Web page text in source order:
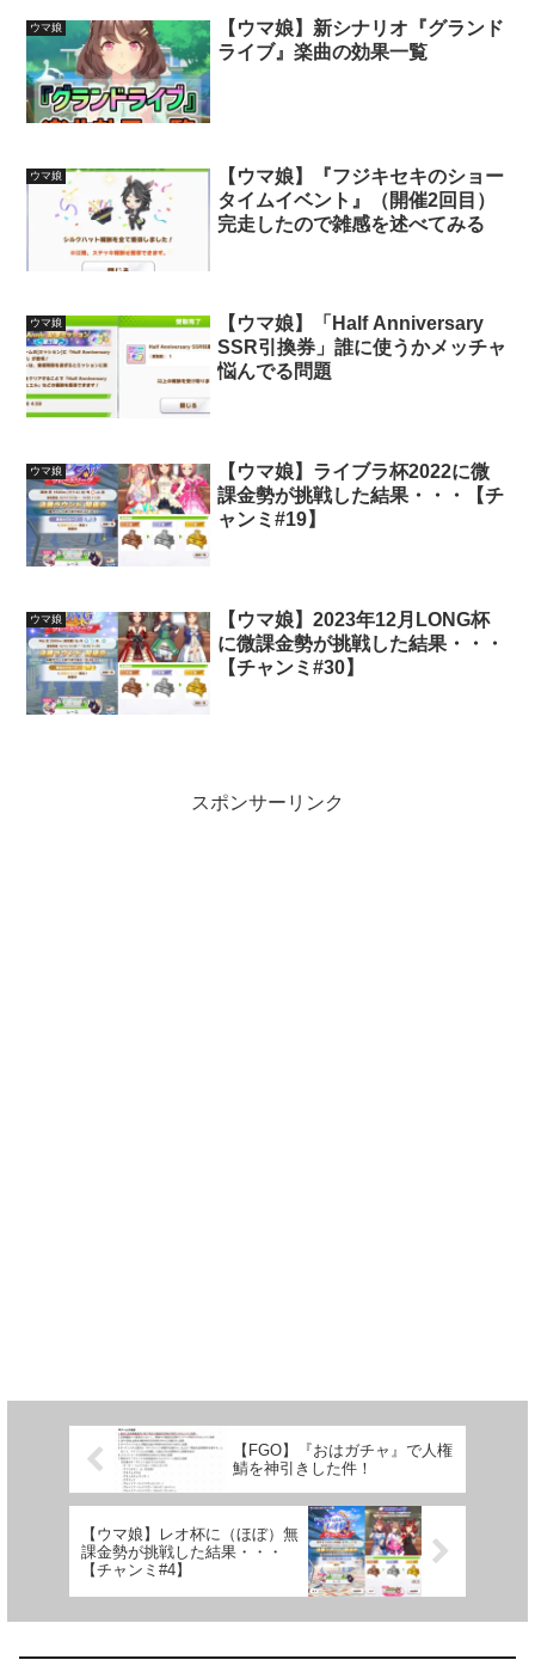
ウマ娘
【ウマ娘】新シナリオ『グランド
ライブ』楽曲の効果一覧
ウマ娘
【ウマ娘】『フジキセキのショー
タイムイベント』（開催2回目）
完走したので雑感を述べてみる
ウマ娘
【ウマ娘】「Half Anniversary
SSR引換券」誰に使うかメッチャ
悩んでる問題
ウマ娘
【ウマ娘】ライブラ杯2022に微
課金勢が挑戦した結果・・・【チ
ャンミ#19】
ウマ娘
【ウマ娘】2023年12月LONG杯
に微課金勢が挑戦した結果・・・
【チャンミ#30】
スポンサーリンク
【FGO】『おはガチャ』で人権
鯖を神引きした件！
【ウマ娘】レオ杯に（ほぼ）無
課金勢が挑戦した結果・・・
【チャンミ#4】